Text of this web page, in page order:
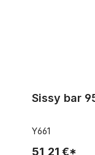
Sissy bar
Y661
51,21 €*